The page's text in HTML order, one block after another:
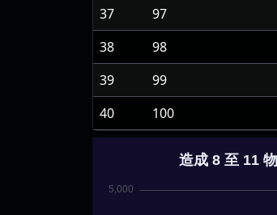
37
97
38
98
39
99
40
100